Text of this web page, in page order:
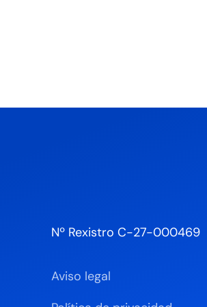
Nº Rexistro C-27-000469
Aviso legal